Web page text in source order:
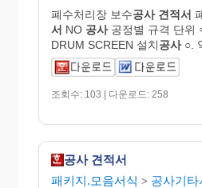
폐수처리장 보수공사 견적서
서 NO 공사공정별 규격 단위
DRUM SCREEN 설치공사○.
조회수: 103 | 다운로드: 258
공사 견적서
패키지.모음서식 > 공사기타